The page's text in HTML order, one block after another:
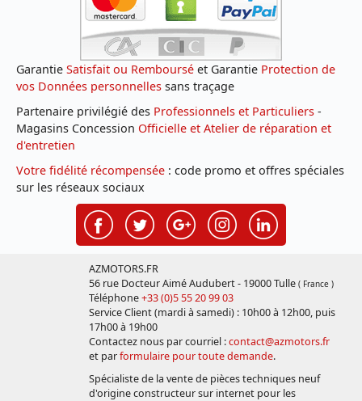
Garantie Satisfait ou Remboursé et Garantie Protection de
vos Données personnelles sans traçage
Partenaire privilégié des Professionnels et Particuliers -
Magasins Concession Officielle et Atelier de réparation et
d'entretien
Votre fidélité récompensée : code promo et offres spéciales
sur les réseaux sociaux
AZMOTORS.FR
56 rue Docteur Aimé Audubert - 19000 Tulle ( France )
Téléphone+33 (0)5 55 20 99 03
Service Client (mardi à samedi) : 10h00 à 12h00, puis
17h00 à 19h00
Contactez nous par courriel :contact@azmotors.fr
et parformulaire pour toute demande.
Spécialiste de la vente de pièces techniques neuf
d'origine constructeur sur internet pour les